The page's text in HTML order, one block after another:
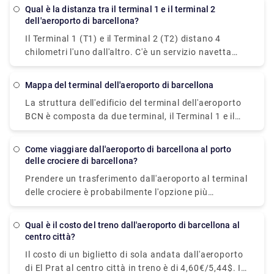
private uniche, ideali per completare numerose
attività in un giorno.
solare in cui è stato acquistato. Un'altra opzione è
acquistare l'Hola Barcelona Travel Pass, che ti
consente di utilizzare i trasporti pubblici prepagati
durante il tuo soggiorno a Barcellona.
termali e benessere dove puoi rilassarti mentre
Qual è la distanza tra il terminal 1 e il terminal 2
dell'aeroporto di barcellona?
Il Terminal 1 (T1) e il Terminal 2 (T2) distano 4
chilometri l'uno dall'altro. C'è un servizio navetta
gratuito che collega i terminal. È verde e viene
richiede circa 10-15 minuti per essere completato.
mappa del terminal dell'aeroporto di barcellona
La struttura dell'edificio del terminal dell'aeroporto
BCN è composta da due terminal, il Terminal 1 e il
Terminal 2. Entrambi sono sezioni di terminal
1 dell'aeroporto BCN ha tre piani e ospita sia
Arrivi si trova al piano terra e ospita i banchi check-
in e i caroselli ritiro bagagli. Ci sono varie alternative
Terminal 2 ha due piani ed è stato l'ultimo terminal
dell'aeroporto BCN sin dal suo inizio. È responsabile
dei voli regionali. I banchi check-in del Terminal 2B e
del Terminal 2C si trovano al piano terra. All'esterno,
Come viaggiare dall'aeroporto di barcellona al porto
delle crociere di barcellona?
Prendere un trasferimento dall'aeroporto al terminal
delle crociere è probabilmente l'opzione più
conveniente. La corsa dall'aeroporto al molo dura
fissata). Ci sono parcheggi dei taxi sia nei terminal
che lo rende semplice e conveniente.
Qual è il costo del treno dall'aeroporto di barcellona al
centro città?
Il costo di un biglietto di sola andata dall'aeroporto
di El Prat al centro città in treno è di 4,60€/5,44$. Il